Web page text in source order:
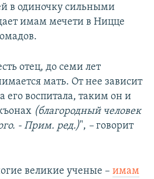
в одиночку сильными
имам мечети в Ницце
отец, до семи лет
мать. От нее зависит
его воспитала, таким он и
(благородный человек
- Прим. ред.)", – говорит
великие ученые – имам